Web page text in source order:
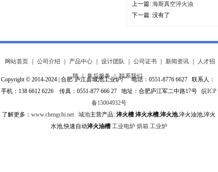
上一篇: 海斯真空淬火油
下一篇: 没有了
网站首页 公司介绍 产品中心 设计团队 公司证书 新闻资讯 人才招
聘 | 售后服务 | 联系我们
Copyright © 2014-2024 | 合肥·庐江县城池工业炉厂 电话：0551-8776 6627 联系人：
手机：138 6612 6226 传真：0551-877 666 27 地址：合肥庐江军二中路17号皖ICP
备15004932号
了解更多：www.chengchi.net 城池主营产品:淬火槽 淬火水槽,淬火池,淬火油池,淬火
水池,快速自动淬火油槽 工业电炉 烘箱 工业炉